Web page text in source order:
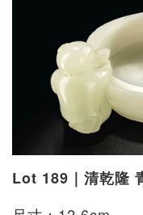
Lot 189｜清乾隆